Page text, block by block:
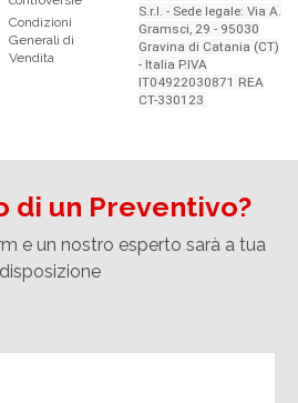
Condizioni
Generali di
Vendita
S.r.l. - Sede legale: Via A.
Gramsci, 29 - 95030
Gravina di Catania (CT)
- Italia P.IVA
IT04922030871 REA
CT-330123
di un Preventivo?
e un nostro esperto sarà a tua
disposizione